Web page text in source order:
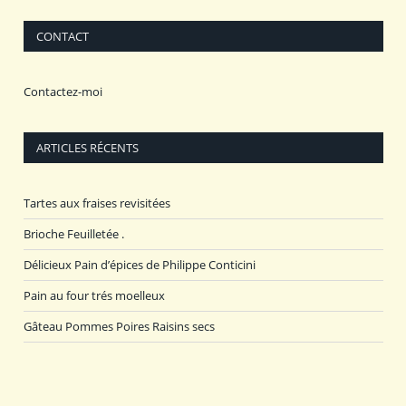
CONTACT
Contactez-moi
ARTICLES RÉCENTS
Tartes aux fraises revisitées
Brioche Feuilletée .
Délicieux Pain d’épices de Philippe Conticini
Pain au four trés moelleux
Gâteau Pommes Poires Raisins secs